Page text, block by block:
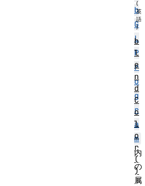
b
G
L
P
r
o
g
r
a
m
内
の
属
b
l
e
n
d
C
o
l
o
r
(
)